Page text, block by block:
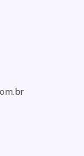
no Bairro